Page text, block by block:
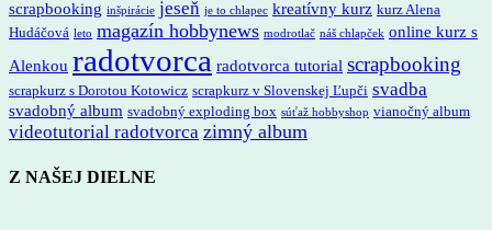
scrapbooking inšpirácie jeseň je to chlapec kreatívny kurz kurz Alena
Hudáčová leto magazín hobbynews modrotlač náš chlapček online kurz s
Alenkou radotvorca radotvorca tutorial scrapbooking
scrapkurz s Dorotou Kotowicz scrapkurz v Slovenskej Ľupči svadba
svadobný album svadobný exploding box súťaž hobbyshop vianočný album
videotutorial radotvorca zimný album
Z NAŠEJ DIELNE